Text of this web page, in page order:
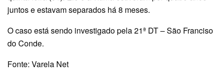
juntos e estavam separados há 8 meses.
O caso está sendo investigado pela 21ª DT – São Franciso
do Conde.
Fonte: Varela Net